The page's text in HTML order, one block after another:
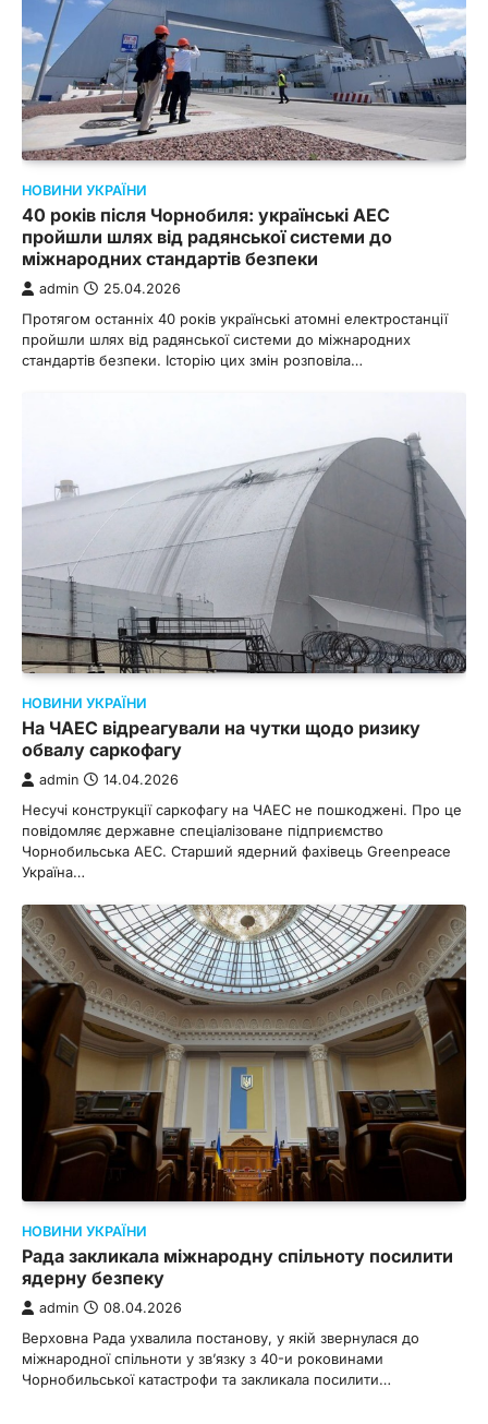
НОВИНИ УКРАЇНИ
40 років після Чорнобиля: українські АЕС
пройшли шлях від радянської системи до
міжнародних стандартів безпеки
admin 25.04.2026
Протягом останніх 40 років українські атомні електростанції
пройшли шлях від радянської системи до міжнародних
стандартів безпеки. Історію цих змін розповіла…
НОВИНИ УКРАЇНИ
На ЧАЕС відреагували на чутки щодо ризику
обвалу саркофагу
admin 14.04.2026
Несучі конструкції саркофагу на ЧАЕС не пошкоджені. Про це
повідомляє державне спеціалізоване підприємство
Чорнобильська АЕС. Старший ядерний фахівець Greenpeace
Україна…
НОВИНИ УКРАЇНИ
Рада закликала міжнародну спільноту посилити
ядерну безпеку
admin 08.04.2026
Верховна Рада ухвалила постанову, у якій звернулася до
міжнародної спільноти у зв’язку з 40-и роковинами
Чорнобильської катастрофи та закликала посилити…